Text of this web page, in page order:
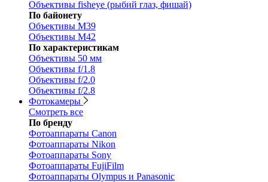
Объективы fisheye (рыбий глаз, фишай)
По байонету
Объективы M39
Объективы M42
По характеристикам
Объективы 50 мм
Объективы f/1.8
Объективы f/2.0
Объективы f/2.8
Фотокамеры
Смотреть все
По бренду
Фотоаппараты Canon
Фотоаппараты Nikon
Фотоаппараты Sony
Фотоаппараты FujiFilm
Фотоаппараты Olympus и Panasonic